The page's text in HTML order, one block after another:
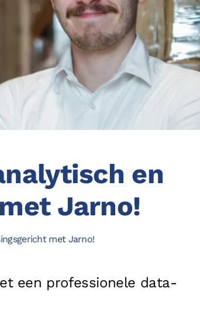
ons
Team
en
Jarno!
met Jarno!
een professionele data-